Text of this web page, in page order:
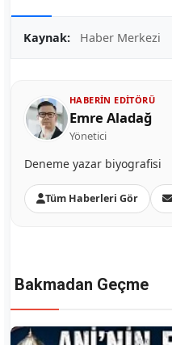
Kaynak: Haber Merkezi
HABERIN EDITÖRÜ
Emre Aladağ
Yönetici
Deneme yazar biyografisi
Tüm Haberleri Gör
Bakmadan Geçme